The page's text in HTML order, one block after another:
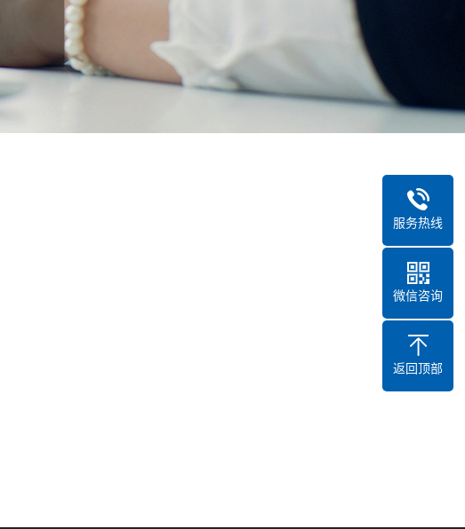
服务热线
微信咨询
返回顶部